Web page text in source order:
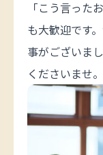
「こう言った
も大歓迎です
事がございま
くださいませ。